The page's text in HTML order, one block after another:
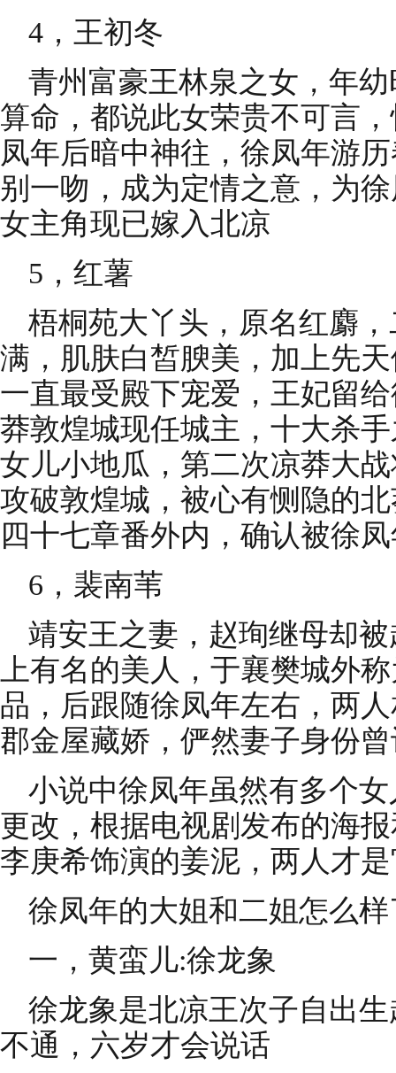
4，王初冬
青州富豪王林泉之女，年
算命，都说此女荣贵不可言
凤年后暗中神往，徐凤年游
别一吻，成为定情之意，为
女主角现已嫁入北凉
5，红薯
梧桐苑大丫头，原名红麝
满，肌肤白皙腴美，加上先
一直最受殿下宠爱，王妃留
莽敦煌城现任城主，十大杀
女儿小地瓜，第二次凉莽大
攻破敦煌城，被心有恻隐的
四十七章番外内，确认被徐
6，裴南苇
靖安王之妻，赵珣继母却
上有名的美人，于襄樊城外
品，后跟随徐凤年左右，两
郡金屋藏娇，俨然妻子身份
小说中徐凤年虽然有多个
更改，根据电视剧发布的海
李庚希饰演的姜泥，两人才
徐凤年的大姐和二姐怎么样
一，黄蛮儿:徐龙象
徐龙象是北凉王次子自出
不通，六岁才会说话